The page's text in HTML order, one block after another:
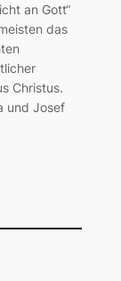
an Gott“
das
Christus.
und Josef